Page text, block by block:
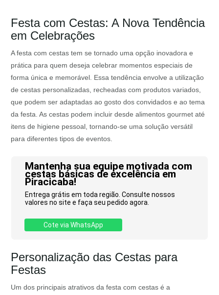
Festa com Cestas: A Nova Tendência
em Celebrações
A festa com cestas tem se tornado uma opção inovadora e
prática para quem deseja celebrar momentos especiais de
forma única e memorável. Essa tendência envolve a utilização
de cestas personalizadas, recheadas com produtos variados,
que podem ser adaptadas ao gosto dos convidados e ao tema
da festa. As cestas podem incluir desde alimentos gourmet até
itens de higiene pessoal, tornando-se uma solução versátil
para diferentes tipos de eventos.
Mantenha sua equipe motivada com
cestas básicas de excelência em
Piracicaba!
Entrega grátis em toda região. Consulte nossos
valores no site e faça seu pedido agora.
Cote via WhatsApp
Personalização das Cestas para
Festas
Um dos principais atrativos da festa com cestas é a